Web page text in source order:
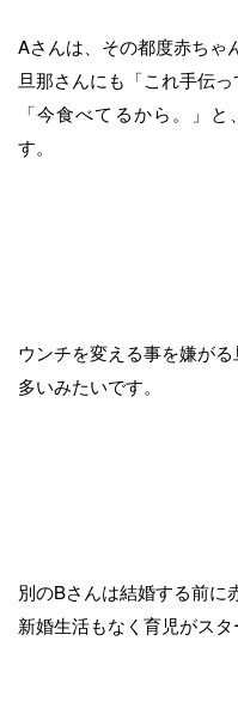
Aさんは、その都度赤ちゃ
旦那さんにも「これ手伝
「今食べてるから。」
す。
ウンチを変える事を嫌が
多いみたいです。
別のBさんは結婚する前に
新婚生活もなく育児がスタ